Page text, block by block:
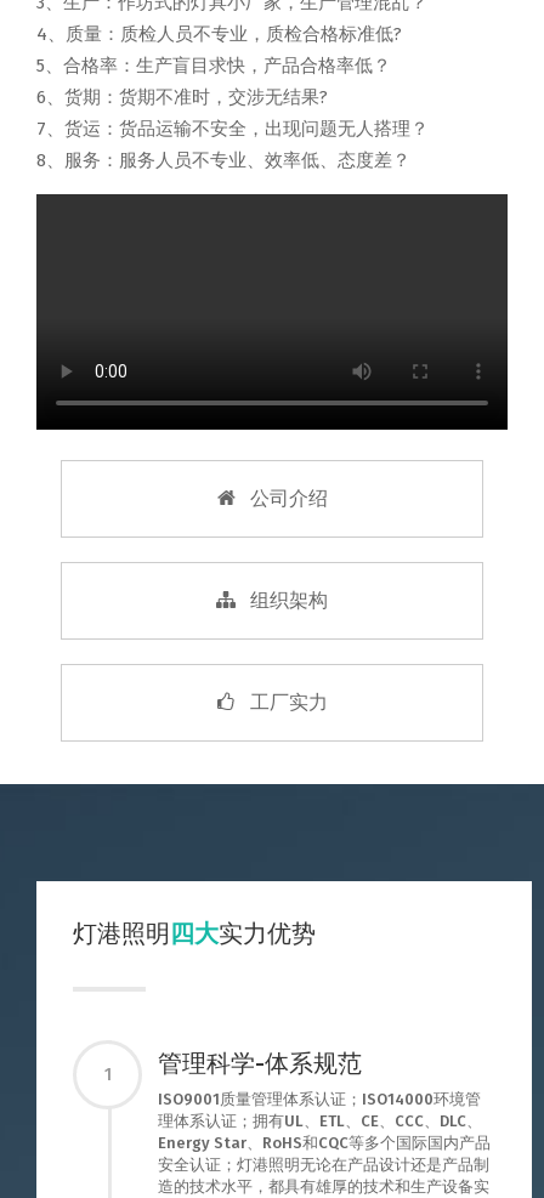
4、质量：质检人员不专业，质检合格标准低?
5、合格率：生产盲目求快，产品合格率低？
6、货期：货期不准时，交涉无结果?
7、货运：货品运输不安全，出现问题无人搭理？
8、服务：服务人员不专业、效率低、态度差？
公司介绍
组织架构
工厂实力
灯港照明四大实力优势
1 管理科学-体系规范
ISO9001质量管理体系认证；ISO14000环境管
理体系认证；拥有UL、ETL、CE、CCC、DLC、
Energy Star、RoHS和CQC等多个国际国内产品
安全认证；灯港照明无论在产品设计还是产品制
造的技术水平，都具有雄厚的技术和生产设备实